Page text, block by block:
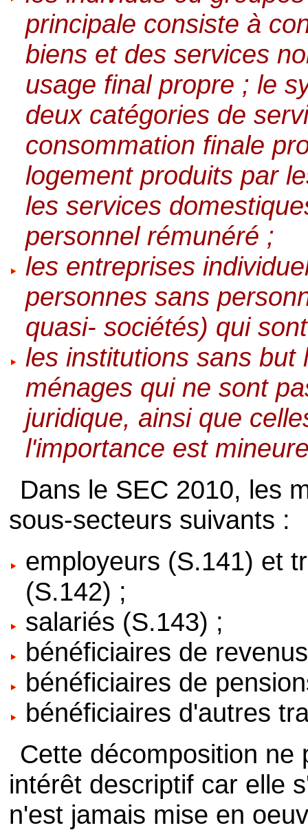
principale consiste à
biens et des services
usage final propre ; le
deux catégories de
consommation finale
logement produits par
les services
personnel rémunéré ;
les entreprises
personnes sans
quasi- sociétés) qui
les institutions sans but
ménages qui ne sont
juridique, ainsi que
l'importance est
Dans le SEC 2010, les
sous-secteurs suivants :
employeurs (S.141) et
(S.142) ;
salariés (S.143) ;
bénéficiaires de
bénéficiaires de
bénéficiaires d'autres
Cette décomposition ne
intérêt descriptif car elle
n'est jamais mise en